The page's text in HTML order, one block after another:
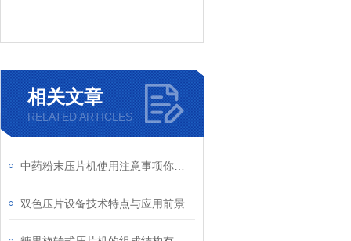
相关文章
RELATED ARTICLES
双色压片设备技术特点与应用前景